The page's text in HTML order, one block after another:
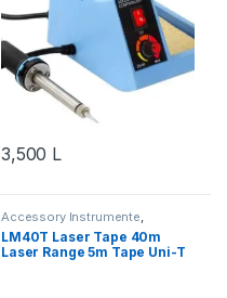
3,500 L
Accessory Instrumente,
Instrumente Uni-t Vegla Pune
Workshop & Equipment
LM40T Laser Tape 40m
Laser Range 5m Tape Uni-T